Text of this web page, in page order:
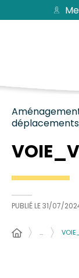
Aide et
Passer au menu
Passer au
PUBLIÉ LE31/07/
…